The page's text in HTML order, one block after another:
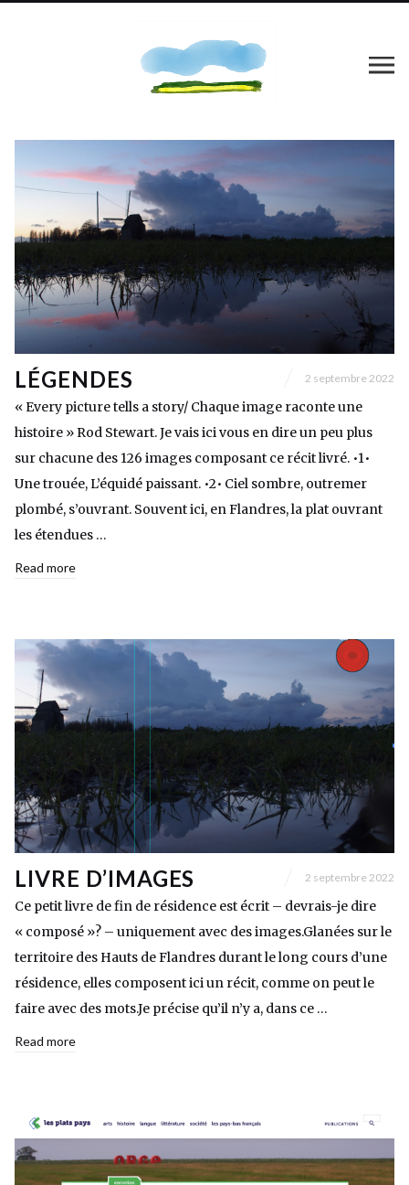
LÉGENDES 2 septembre 2022
« Every picture tells a story/ Chaque image raconte une
histoire » Rod Stewart. Je vais ici vous en dire un peu plus
sur chacune des 126 images composant ce récit livré. •1•
Une trouée, L’équidé paissant. •2• Ciel sombre, outremer
plombé, s’ouvrant. Souvent ici, en Flandres, la plat ouvrant
les étendues …
Read more
LIVRE D’IMAGES 2 septembre 2022
Ce petit livre de fin de résidence est écrit – devrais-je dire
« composé »? – uniquement avec des images.Glanées sur le
territoire des Hauts de Flandres durant le long cours d’une
résidence, elles composent ici un récit, comme on peut le
faire avec des mots.Je précise qu’il n’y a, dans ce …
Read more